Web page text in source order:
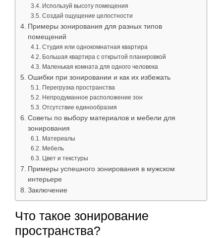
Используй высоту помещения
Создай ощущение целостности
Примеры зонирования для разных типов
помещений
Студия или однокомнатная квартира
Большая квартира с открытой планировкой
Маленькая комната для одного человека
Ошибки при зонировании и как их избежать
Перегрузка пространства
Непродуманное расположение зон
Отсутствие единообразия
Советы по выбору материалов и мебели для
зонирования
Материалы
Мебель
Цвет и текстуры
Примеры успешного зонирования в мужском
интерьере
Заключение
Что такое зонирование
пространства?